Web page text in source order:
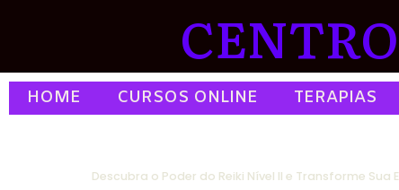
HOME CURSOS ONLINE TERAPIAS
Descubra o Poder do Reiki Nível II e Transforme Sua